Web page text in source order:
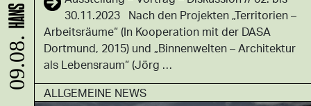
30.11.2023 Nach den Projekten „Territorien –
Arbeitsräume“ (In Kooperation mit der DASA
Dortmund, 2015) und „Binnenwelten – Architektur
als Lebensraum“ (Jörg …
ALLGEMEINE NEWS
09.08.